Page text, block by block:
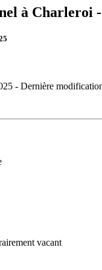
à Charleroi -
- Dernière
vacant